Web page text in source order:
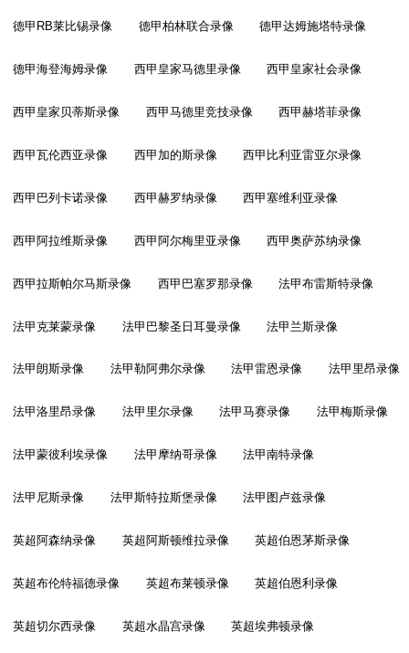
德甲RB莱比锡录像 德甲柏林联合录像 德甲达姆施塔特录像
德甲海登海姆录像 西甲皇家马德里录像 西甲皇家社会录像
西甲皇家贝蒂斯录像 西甲马德里竞技录像 西甲赫塔菲录像
西甲瓦伦西亚录像 西甲加的斯录像 西甲比利亚雷亚尔录像
西甲巴列卡诺录像 西甲赫罗纳录像 西甲塞维利亚录像
西甲阿拉维斯录像 西甲阿尔梅里亚录像 西甲奥萨苏纳录像
西甲拉斯帕尔马斯录像 西甲巴塞罗那录像 法甲布雷斯特录像
法甲克莱蒙录像 法甲巴黎圣日耳曼录像 法甲兰斯录像
法甲朗斯录像 法甲勒阿弗尔录像 法甲雷恩录像 法甲里昂录像
法甲洛里昂录像 法甲里尔录像 法甲马赛录像 法甲梅斯录像
法甲蒙彼利埃录像 法甲摩纳哥录像 法甲南特录像
法甲尼斯录像 法甲斯特拉斯堡录像 法甲图卢兹录像
英超阿森纳录像 英超阿斯顿维拉录像 英超伯恩茅斯录像
英超布伦特福德录像 英超布莱顿录像 英超伯恩利录像
英超切尔西录像 英超水晶宫录像 英超埃弗顿录像